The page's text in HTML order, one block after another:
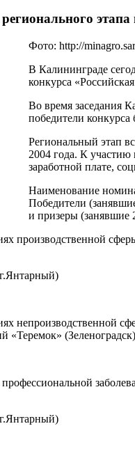
Фото: http://
В Калининграде
конкурса
Во время заседания
победители
Региональный этап
2004 года. К участию
заработной плате,
Наименование
Победители
и призеры (занявшие
производственной
непроизводственной
«Теремок» (Зеленоградск)